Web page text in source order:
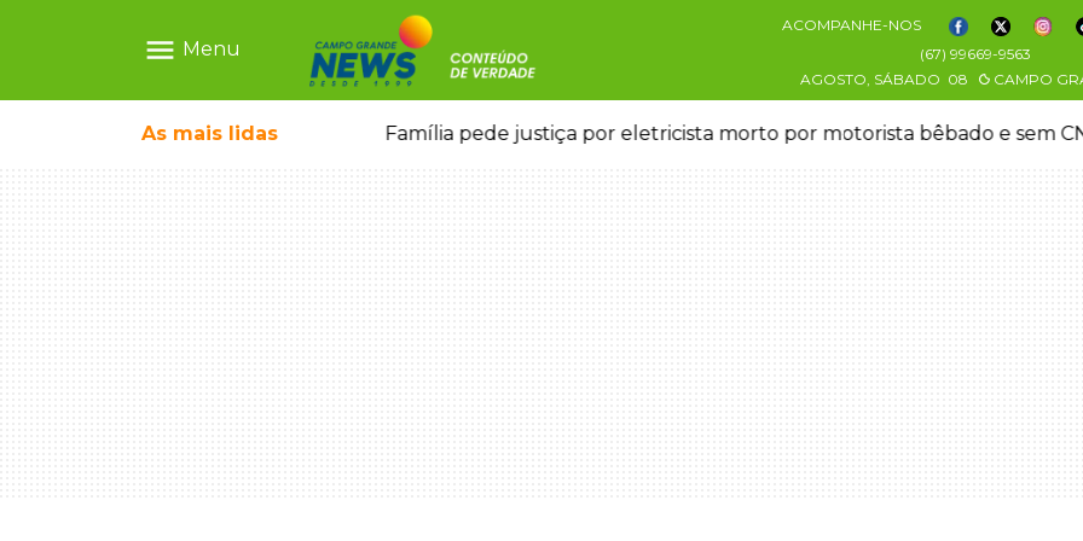
menu Menu
ACOMPANHE-NOS
(67) 99669-9563
AGOSTO, SÁBADO 08 CAMPO
As mais lidas
e morre a caminho do hospital Família pede justiça por eletricista morto por motorista bêbado e sem